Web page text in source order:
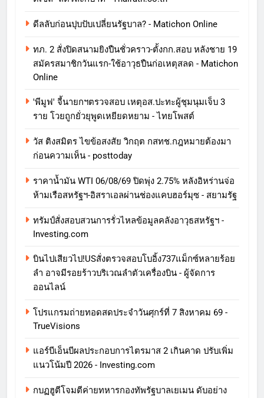
ดีลลับก่อนปุบปับเปลี่ยนรัฐบาล? - Matichon Online
ทภ. 2 สั่งปิดสนามยิงปืนชั่วคราว-ตั้งกก.สอบ หลังชาย 19
สมัครสมาชิกวันแรก-ใช้อาวุธปืนก่อเหตุสลด - Matichon
Online
'พีมูฟ' จี้นายกฯตรวจสอบ เหตุอส.ปะทะผู้ชุมนุมเจ็บ 3
ราย โวยถูกยั่วยุพูดเหยียดหยาม - ไทยโพสต์
วัส ติงสมิตร ไขข้อสงสัย วิกฤต กสทช.กฎหมายต้องมา
ก่อนความเห็น - posttoday
ราคาน้ำมัน WTI 06/08/69 ปิดพุ่ง 2.75% หลังอิหร่านจ่อ
ห้ามเรือสหรัฐฯ-อิสราเอลผ่านช่องแคบฮอร์มุซ - สยามรัฐ
ทรัมป์สั่งสอบสวนการรั่วไหลข้อมูลคลังอาวุธสหรัฐฯ -
Investing.com
บินไปเสียวไป!USสั่งตรวจสอบโบอิ้ง737แม็กซ์หลายร้อย
ลำ อาจมีรอยร้าวบริเวณลำตัวเครื่องบิน - ผู้จัดการ
ออนไลน์
โปรแกรมถ่ายทอดสดประจำวันศุกร์ที่ 7 สิงหาคม 69 -
TrueVisions
แอร์บีเอ็นบีผลประกอบการไตรมาส 2 เกินคาด ปรับเพิ่ม
แนวโน้มปี 2026 - Investing.com
กบฏฮูตีโจมตีค่ายทหารกองทัพรัฐบาลเยเมน ดับอย่าง